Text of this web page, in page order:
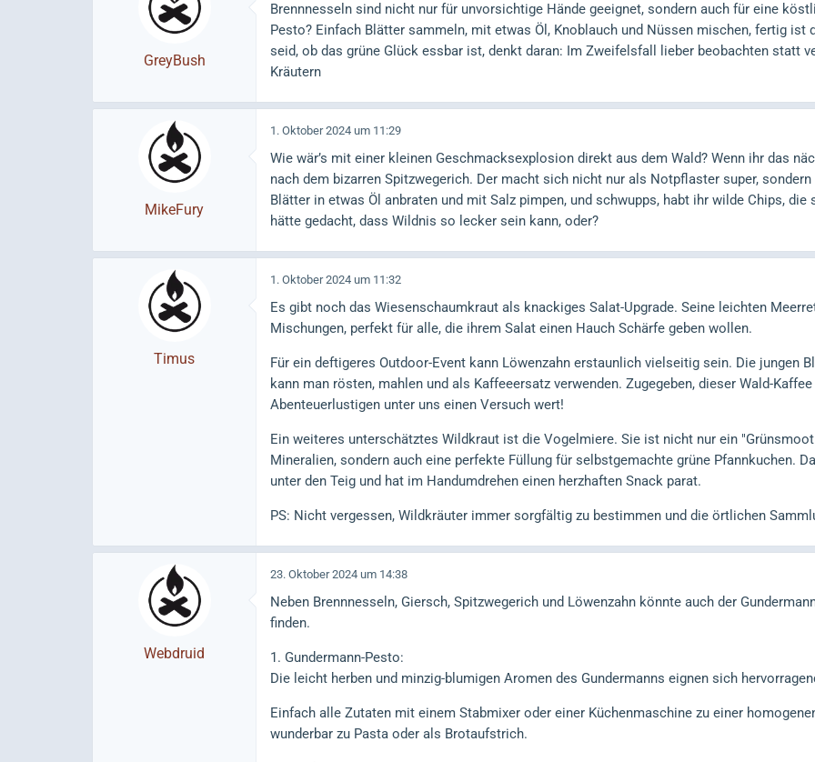
GreyBush
Brennnesseln sind nicht nur für unvorsichtige Hände geeignet, sondern auch für eine
Pesto? Einfach Blätter sammeln, mit etwas Öl, Knoblauch und Nüssen mischen, fertig ist
seid, ob das grüne Glück essbar ist, denkt daran: Im Zweifelsfall lieber beobachten statt
Kräutern
MikeFury
1. Oktober 2024 um 11:29
Wie wär’s mit einer kleinen Geschmacksexplosion direkt aus dem Wald? Wenn ihr das
nach dem bizarren Spitzwegerich. Der macht sich nicht nur als Notpflaster super,
Blätter in etwas Öl anbraten und mit Salz pimpen, und schwupps, habt ihr wilde Chips, die
hätte gedacht, dass Wildnis so lecker sein kann, oder?
Timus
1. Oktober 2024 um 11:32
Es gibt noch das Wiesenschaumkraut als knackiges Salat-Upgrade. Seine leichten
Mischungen, perfekt für alle, die ihrem Salat einen Hauch Schärfe geben wollen.
Für ein deftigeres Outdoor-Event kann Löwenzahn erstaunlich vielseitig sein. Die jungen
kann man rösten, mahlen und als Kaffeeersatz verwenden. Zugegeben, dieser Wald-
Abenteuerlustigen unter uns einen Versuch wert!
Ein weiteres unterschätztes Wildkraut ist die Vogelmiere. Sie ist nicht nur ein
Mineralien, sondern auch eine perfekte Füllung für selbstgemachte grüne Pfannkuchen.
unter den Teig und hat im Handumdrehen einen herzhaften Snack parat.
PS: Nicht vergessen, Wildkräuter immer sorgfältig zu bestimmen und die örtlichen
Webdruid
23. Oktober 2024 um 14:38
Neben Brennnesseln, Giersch, Spitzwegerich und Löwenzahn könnte auch der
finden.
1. Gundermann-Pesto:
Die leicht herben und minzig-blumigen Aromen des Gundermanns eignen sich
Einfach alle Zutaten mit einem Stabmixer oder einer Küchenmaschine zu einer
wunderbar zu Pasta oder als Brotaufstrich.